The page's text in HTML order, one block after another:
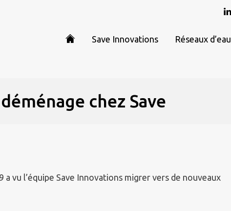
Save Innovations Réseaux d’eau
chez Save
a vu l’équipe Save Innovations migrer vers de nouveaux